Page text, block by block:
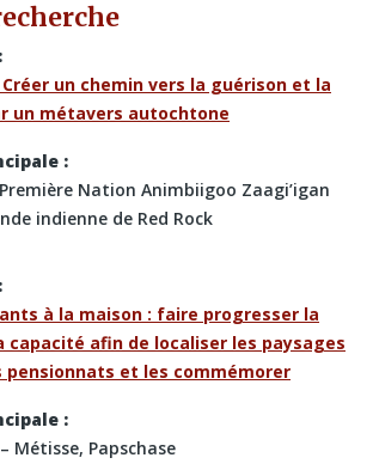
un chemin vers la guérison et la
un métavers autochtone
:
Nation Animbiigoo Zaagi’igan
indienne de Red Rock
à la maison : faire progresser la
capacité afin de localiser les paysages
pensionnats et les commémorer
:
Métisse, Papschase